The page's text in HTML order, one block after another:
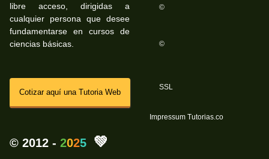
libre acceso, dirigidas a
cualquier persona que desee
fundamentarse en cursos de
ciencias básicas.
Cotizar aquí una Tutoria Web
© 2012 - 2025 💚
©
©
SSL
Impressum Tutorias.co